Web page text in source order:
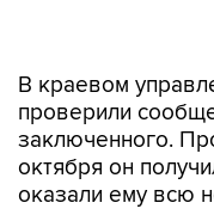
заключенного.
октября он
оказали ему всю
подтвердили сам
произошедшего.